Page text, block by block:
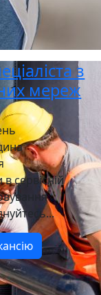
з
мереж
сервісній